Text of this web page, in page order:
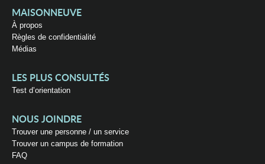
MAISONNEUVE
À propos
Règles de confidentialité
Médias
LES PLUS CONSULTÉS
Test d’orientation
NOUS JOINDRE
Trouver une personne / un service
Trouver un campus de formation
FAQ